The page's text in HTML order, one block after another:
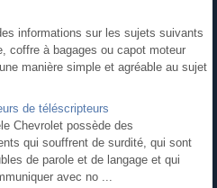
informations sur les sujets suivants
coffre à bagages ou capot moteur
manière simple et agréable au sujet
de téléscripteurs
Chevrolet possède des
qui souffrent de surdité, qui sont
de parole et de langage et qui
avec no ...